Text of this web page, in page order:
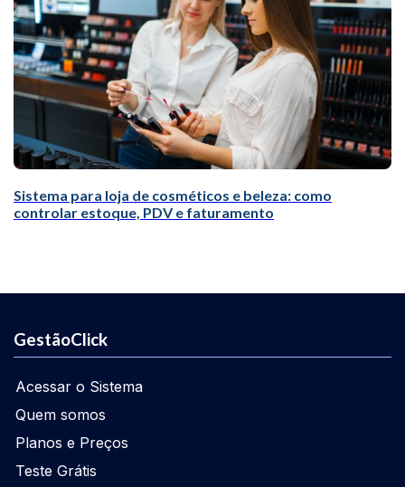
Sistema para loja de cosméticos e beleza: como
controlar estoque, PDV e faturamento
GestãoClick
Acessar o Sistema
Quem somos
Planos e Preços
Teste Grátis